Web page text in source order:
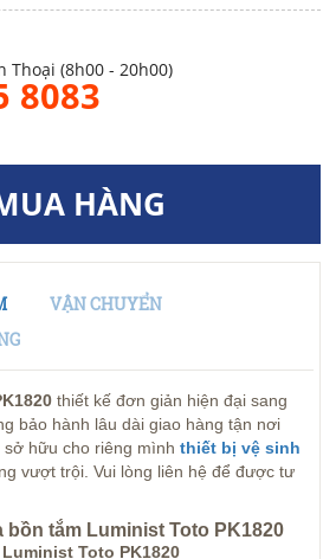
(8h00 - 20h00)
8083
HÀNG
VẬN CHUYỂN
thiết kế đơn giản hiện đại sang
bảo hành lâu dài giao hàng tận nơi
hữu cho riêng mình thiết bị vệ sinh
vượt trội. Vui lòng liên hệ để được tư
tắm Luminist Toto PK1820
Toto PK1820